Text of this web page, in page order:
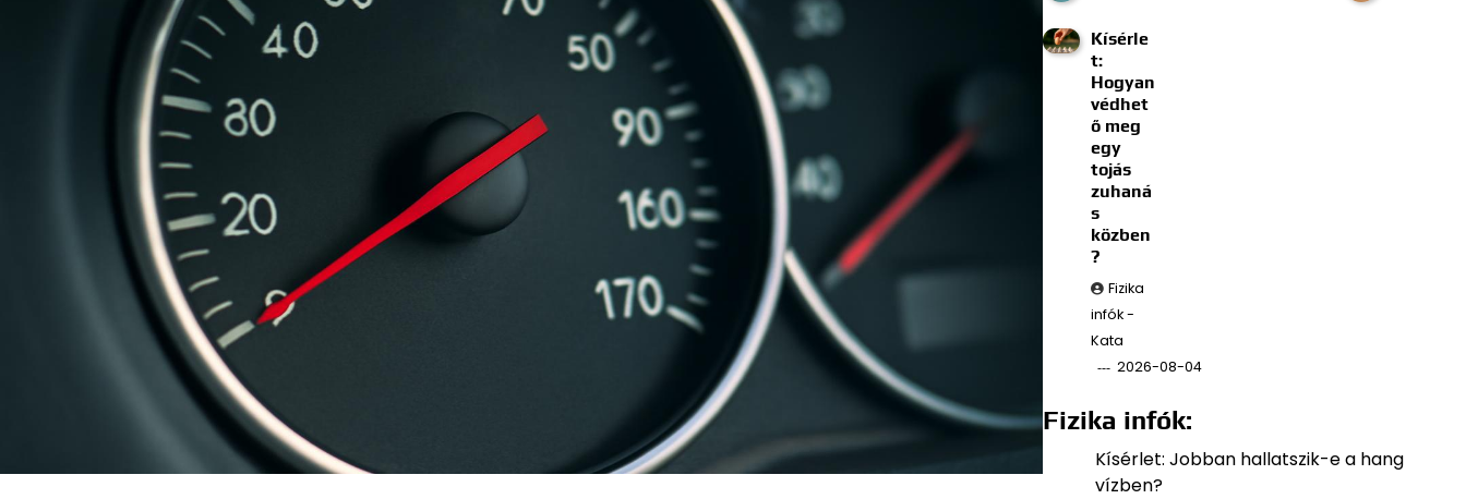
Kísérle
t:
Hogyan
védhet
ő meg
egy
tojás
zuhaná
s
közben
?
Fizika
infók -
Kata
2026-08-04
Fizika infók:
Kísérlet: Jobban hallatszik-e a hang
vízben?